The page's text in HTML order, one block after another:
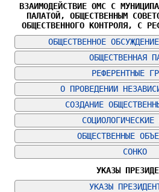
ВЗАИМОДЕЙСТВИЕ ОМС С
ПАЛАТОЙ, ОБЩЕСТВЕННЫМ
ОБЩЕСТВЕННОГО КОНТРОЛЯ, С
ОБЩЕСТВЕННОЕ
ОБЩЕСТВЕННАЯ
РЕФЕРЕНТНЫЕ
О ПРОВЕДЕНИИ
СОЗДАНИЕ
СОЦИОЛОГИЧЕСКИЕ
ОБЩЕСТВЕННЫЕ
СОНКО
УКАЗЫ
УКАЗЫ